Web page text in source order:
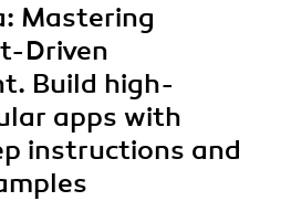
: Mastering
Driven
Build high-
apps with
instructions and